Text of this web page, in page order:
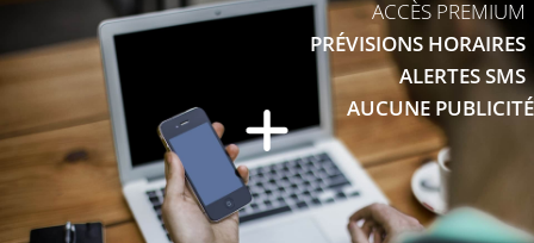
ACCÈS PREMIUM
PRÉVISIONS HORAIRES
ALERTES SMS
AUCUNE PUBLICITÉ